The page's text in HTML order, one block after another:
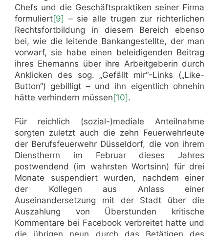
Chefs und die Geschäftspraktiken seiner Firma
formuliert[9] – sie alle trugen zur richterlichen
Rechtsfortbildung in diesem Bereich ebenso
bei, wie die leitende Bankangestellte, der man
vorwarf, sie habe einen beleidigenden Beitrag
ihres Ehemanns über ihre Arbeitgeberin durch
Anklicken des sog. „Gefällt mir“-Links („Like-
Button“) gebilligt – und ihn eigentlich ohnehin
hätte verhindern müssen [10] .
Für reichlich (sozial-)mediale Anteilnahme
sorgten zuletzt auch die zehn Feuerwehrleute
der Berufsfeuerwehr Düsseldorf, die von ihrem
Dienstherrn im Februar dieses Jahres
postwendend (im wahrsten Wortsinn) für drei
Monate suspendiert wurden, nachdem einer
der Kollegen aus Anlass einer
Auseinandersetzung mit der Stadt über die
Auszahlung von Überstunden kritische
Kommentare bei Facebook verbreitet hatte und
die übrigen neun durch das Betätigen des